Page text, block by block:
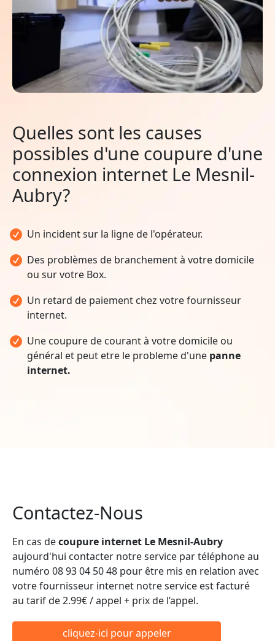
Quelles sont les causes
possibles d'une coupure d'une
connexion internet Le Mesnil-
Aubry?
Un incident sur la ligne de l'opérateur.
Des problèmes de branchement à votre domicile
ou sur votre Box.
Un retard de paiement chez votre fournisseur
internet.
Une coupure de courant à votre domicile ou
général et peut etre le probleme d'une panne
internet.
Contactez-Nous
En cas decoupure internet Le Mesnil-Aubry
aujourd'hui contacter notre service par téléphone au
numéro 08 93 04 50 48 pour être mis en relation avec
votre fournisseur internet notre service est facturé
au tarif de 2.99€ / appel + prix de l’appel.
cliquez-ici pour appeler